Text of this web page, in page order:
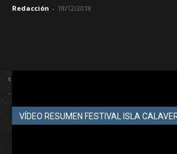
Redacción - 18/12/2018
VÍDEO RESUMEN FESTIVAL ISLA